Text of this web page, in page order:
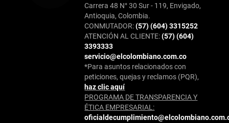
Carrera 48 N° 30 Sur - 119, Envigado,
Antioquia, Colombia.
CONMUTADOR:(57) (604) 3315252
ATENCIÓN AL CLIENTE:(57) (604)
3393333
servicio@elcolombiano.com.co
*Para asuntos relacionados con
peticiones, quejas y reclamos (PQR),
haz clic aquí
PROGRAMA DE TRANSPARENCIA Y
ÉTICA EMPRESARIAL: